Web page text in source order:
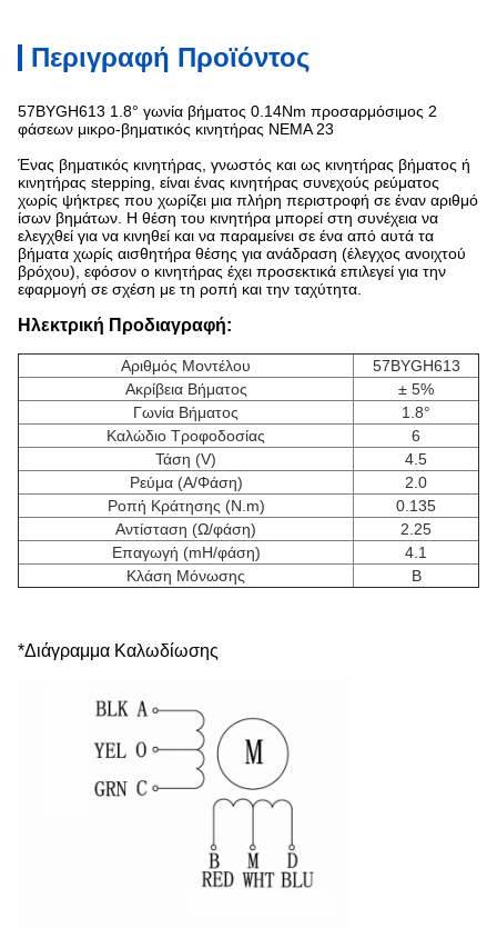
Περιγραφή Προϊόντος
57BYGH613 1.8° γωνία βήματος 0.14Nm προσαρμόσιμος 2
φάσεων μικρο-βηματικός κινητήρας NEMA 23
Ένας βηματικός κινητήρας, γνωστός και ως κινητήρας βήματος ή
κινητήρας stepping, είναι ένας κινητήρας συνεχούς ρεύματος
χωρίς ψήκτρες που χωρίζει μια πλήρη περιστροφή σε έναν αριθμό
ίσων βημάτων. Η θέση του κινητήρα μπορεί στη συνέχεια να
ελεγχθεί για να κινηθεί και να παραμείνει σε ένα από αυτά τα
βήματα χωρίς αισθητήρα θέσης για ανάδραση (έλεγχος ανοιχτού
βρόχου), εφόσον ο κινητήρας έχει προσεκτικά επιλεγεί για την
εφαρμογή σε σχέση με τη ροπή και την ταχύτητα.
Ηλεκτρική Προδιαγραφή:
Αριθμός Μοντέλου
57BYGH613
Ακρίβεια Βήματος
± 5%
Γωνία Βήματος
1.8°
Καλώδιο Τροφοδοσίας
6
Τάση (V)
4.5
Ρεύμα (A/Φάση)
2.0
Ροπή Κράτησης (N.m)
0.135
Αντίσταση (Ω/φάση)
2.25
Επαγωγή (mH/φάση)
4.1
Κλάση Μόνωσης
B
*Διάγραμμα Καλωδίωσης